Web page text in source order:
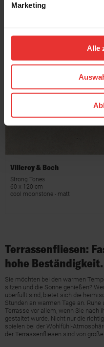
Marketing
Alle
60 x 120 cm
Villeroy & Boch
Strong Tones
60 x 120 cm
cool moonstone - matt
Terrassenfliesen:
hohe Beständigkeit.
Sie möchten bei den warmen
sitzen und die Sonne genießen?
überfüllt sind, bietet sich die
Stunden an warmen Tage an.
Terrasse vor allem, wenn Sie nach
gestaltet wurde. Nicht nur die
spielen bei der Wohlfühl-
der Terrassenfliesen sind von